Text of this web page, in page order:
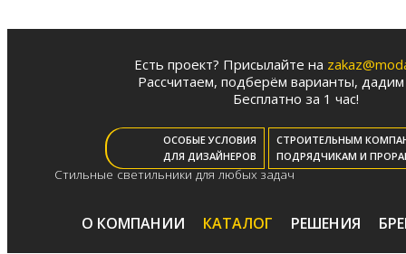
Есть проект? Присылайте на
Рассчитаем, подберём варианты, дадим
Бесплатно за 1 час!
ОСОБЫЕ УСЛОВИЯ
ДЛЯ ДИЗАЙНЕРОВ
СТРОИТЕЛЬНЫМ
ПОДРЯДЧИКАМ И
Стильные светильники для любых задач
О КОМПАНИИ КАТАЛОГ РЕШЕНИЯ